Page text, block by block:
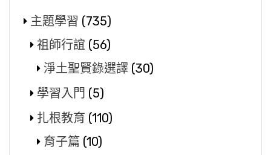
主題學習 (735)
祖師行誼 (56)
淨土聖賢錄選譯 (30)
學習入門 (5)
扎根教育 (110)
育子篇 (10)